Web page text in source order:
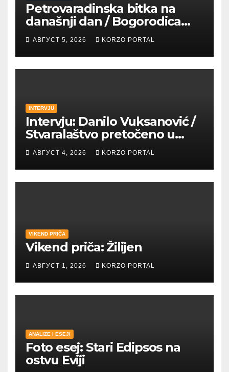
Petrovaradinska bitka na
današnji dan / Bogorodica
pobednica u
petrovaradinskom Podgrađu
АВГУСТ 5, 2026 KORZO PORTAL
INTERVJU
Intervju: Danilo Vuksanović /
Stvaralaštvo pretočeno u
umetnost i reči
АВГУСТ 4, 2026 KORZO PORTAL
VIKEND PRIČA
Vikend priča: Žilijen
АВГУСТ 1, 2026 KORZO PORTAL
ANALIZE I ESEJI
Foto esej: Stari Edipsos na
ostvu Eviji